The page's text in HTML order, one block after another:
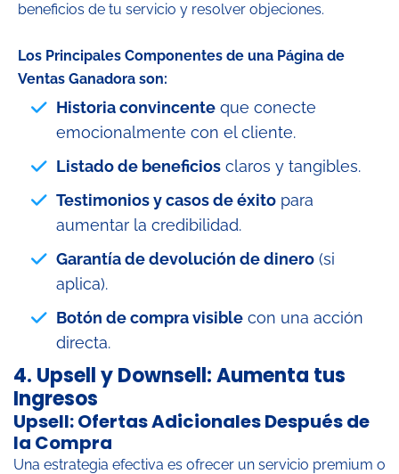
beneficios de tu servicio y resolver objeciones.
Los Principales Componentes de una Página de
Ventas Ganadora son:
Historia convincente que conecte
emocionalmente con el cliente.
Listado de beneficios claros y tangibles.
Testimonios y casos de éxito para
aumentar la credibilidad.
Garantía de devolución de dinero (si
aplica).
Botón de compra visible con una acción
directa.
4. Upsell y Downsell: Aumenta tus
Ingresos
Upsell: Ofertas Adicionales Después de
la Compra
Una estrategia efectiva es ofrecer un servicio premium o